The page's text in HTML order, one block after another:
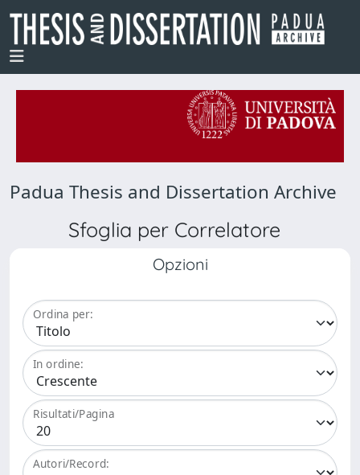
Padua Thesis and Dissertation Archive
Sfoglia per Correlatore
Opzioni
Ordina per:
In ordine:
Risultati/Pagina
Autori/Record: